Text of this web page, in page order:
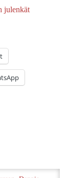
julenkät